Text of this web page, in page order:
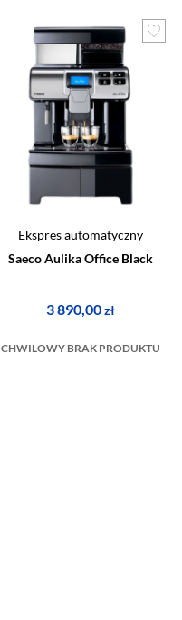
Ekspres automatyczny
Saeco Aulika Office Black
3 890,00zł
CHWILOWY BRAK PRODUKTU